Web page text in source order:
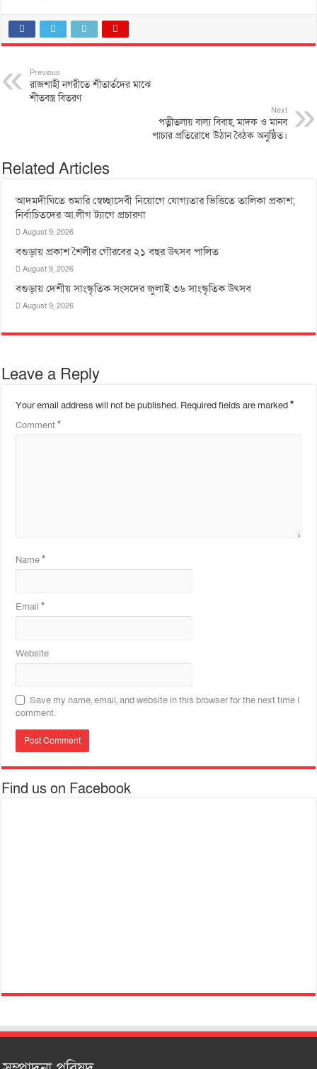
Previous
রাজশাহী নগরীতে শীতার্তদের মাঝে
শীতবস্ত্র বিতরণ
Next
পত্নীতলায় বাল্য বিবাহ, মাদক ও মানব
পাচার প্রতিরোধে উঠান বৈঠক অনুষ্ঠিত।
Related Articles
আদমদীঘিতে শুমারি স্বেচ্ছাসেবী নিয়োগে যোগ্যতার ভিত্তিতে তালিকা প্রকাশ;
নির্বাচিতদের আ.লীগ ট্যাগে প্রচারণা
August 9, 2026
বগুড়ায় প্রকাশ শৈলীর গৌরবের ২১ বছর উৎসব পা‌লিত
August 9, 2026
বগুড়ায় দেশীয় সাংস্কৃতিক সংসদের জুলাই ৩৬ সাংস্কৃতিক উৎসব
August 9, 2026
Leave a Reply
Your email address will not be published. Required fields are marked*
Comment*
Name*
Email*
Website
Save my name, email, and website in this browser for the next time I
comment.
Find us on Facebook